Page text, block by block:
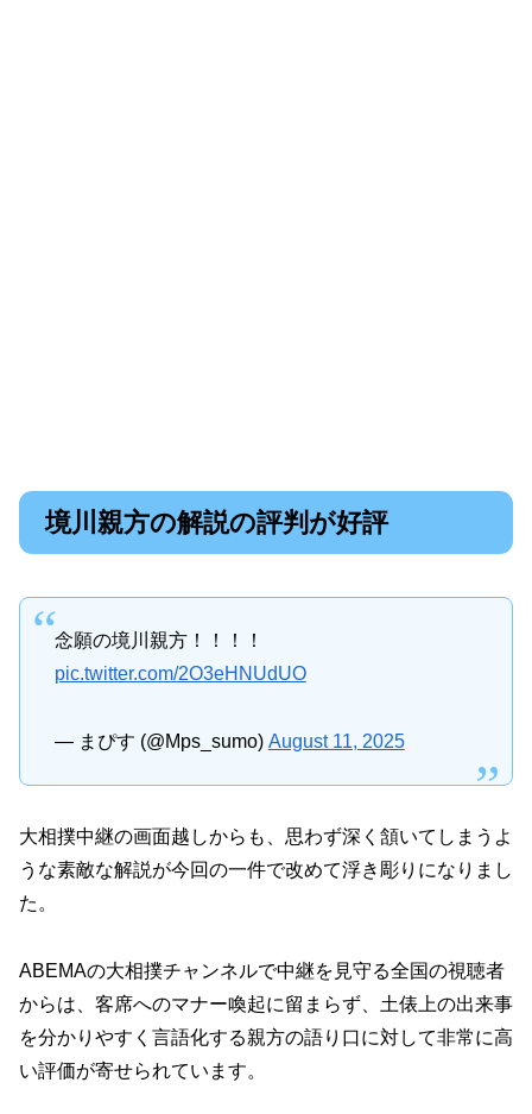
境川親方の解説の評判が好評
念願の境川親方！！！！
pic.twitter.com/2O3eHNUdUO
— まぴす (@Mps_sumo) August 11, 2025
大相撲中継の画面越しからも、思わず深く頷いてしまうよ
うな素敵な解説が今回の一件で改めて浮き彫りになりまし
た。
ABEMAの大相撲チャンネルで中継を見守る全国の視聴者
からは、客席へのマナー喚起に留まらず、土俵上の出来事
を分かりやすく言語化する親方の語り口に対して非常に高
い評価が寄せられています。